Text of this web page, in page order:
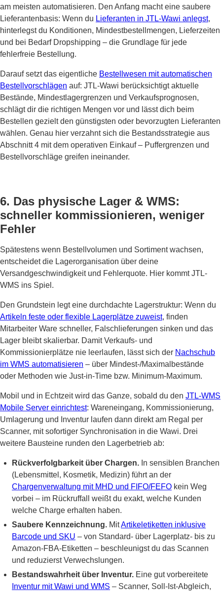
am meisten automatisieren. Den Anfang macht eine saubere
Lieferantenbasis: Wenn du Lieferanten in JTL-Wawi anlegst,
hinterlegst du Konditionen, Mindestbestellmengen, Lieferzeiten
und bei Bedarf Dropshipping – die Grundlage für jede
fehlerfreie Bestellung.
Darauf setzt das eigentliche Bestellwesen mit automatischen
Bestellvorschlägen auf: JTL-Wawi berücksichtigt aktuelle
Bestände, Mindestlagergrenzen und Verkaufsprognosen,
schlägt dir die richtigen Mengen vor und lässt dich beim
Bestellen gezielt den günstigsten oder bevorzugten Lieferanten
wählen. Genau hier verzahnt sich die Bestandsstrategie aus
Abschnitt 4 mit dem operativen Einkauf – Puffergrenzen und
Bestellvorschläge greifen ineinander.
6. Das physische Lager & WMS:
schneller kommissionieren, weniger
Fehler
Spätestens wenn Bestellvolumen und Sortiment wachsen,
entscheidet die Lagerorganisation über deine
Versandgeschwindigkeit und Fehlerquote. Hier kommt JTL-
WMS ins Spiel.
Den Grundstein legt eine durchdachte Lagerstruktur: Wenn du
Artikeln feste oder flexible Lagerplätze zuweist, finden
Mitarbeiter Ware schneller, Falschlieferungen sinken und das
Lager bleibt skalierbar. Damit Verkaufs- und
Kommissionierplätze nie leerlaufen, lässt sich der Nachschub
im WMS automatisieren – über Mindest-/Maximalbestände
oder Methoden wie Just-in-Time bzw. Minimum-Maximum.
Mobil und in Echtzeit wird das Ganze, sobald du den JTL-WMS
Mobile Server einrichtest: Wareneingang, Kommissionierung,
Umlagerung und Inventur laufen dann direkt am Regal per
Scanner, mit sofortiger Synchronisation in die Wawi. Drei
weitere Bausteine runden den Lagerbetrieb ab:
Rückverfolgbarkeit über Chargen. In sensiblen Branchen
(Lebensmittel, Kosmetik, Medizin) führt an der
Chargenverwaltung mit MHD und FIFO/FEFO kein Weg
vorbei – im Rückruffall weißt du exakt, welche Kunden
welche Charge erhalten haben.
Saubere Kennzeichnung. MitArtikeletiketten inklusive
Barcode und SKU – von Standard- über Lagerplatz- bis zu
Amazon-FBA-Etiketten – beschleunigst du das Scannen
und reduzierst Verwechslungen.
Bestandswahrheit über Inventur. Eine gut vorbereitete
Inventur mit Wawi und WMS – Scanner, Soll-Ist-Abgleich,